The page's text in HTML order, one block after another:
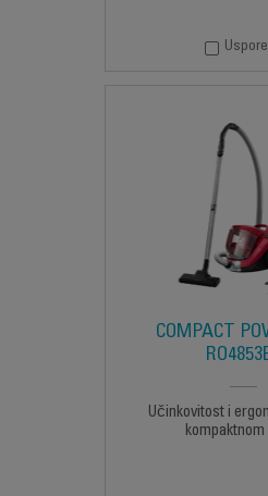
COMPACT
Učinkovitost i
kompaktnom